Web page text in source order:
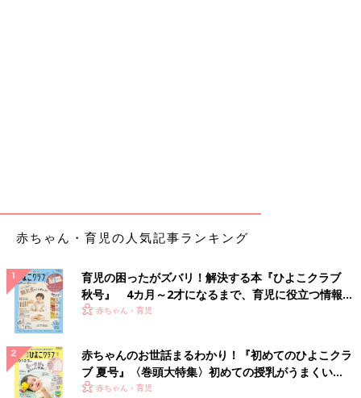
赤ちゃん・育児の人気記事ランキング
育児の困ったがズバリ！解決する本『ひよこクラブ
秋号』 4カ月～2才になるまで、育児に役立つ情報が
いっぱい！
赤ちゃん・育児
赤ちゃんのお世話まるわかり！『初めてのひよこクラ
ブ 夏号』〈巻頭大特集〉初めての授乳がうまくい
く！ おっぱい・ミルクの基本と夏のトラブル 解決テ
赤ちゃん・育児